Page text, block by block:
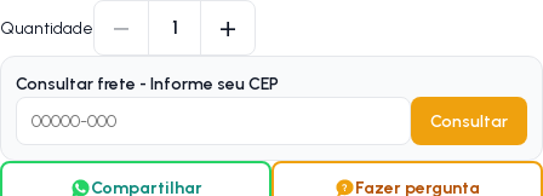
Quantidade − 1 +
Consultar frete - Informe seu CEP
Consultar
Compartilhar Fazer pergunta